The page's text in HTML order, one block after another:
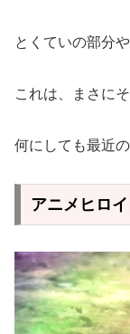
とくていの部分
これは、まさに
何にしても最近
アニメヒロ